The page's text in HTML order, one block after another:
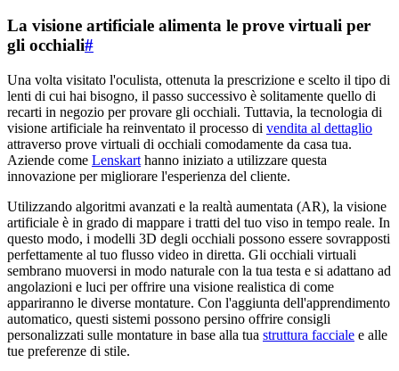
La visione artificiale alimenta le prove virtuali per
gli occhiali#
Una volta visitato l'oculista, ottenuta la prescrizione e scelto il tipo di
lenti di cui hai bisogno, il passo successivo è solitamente quello di
recarti in negozio per provare gli occhiali. Tuttavia, la tecnologia di
visione artificiale ha reinventato il processo di vendita al dettaglio
attraverso prove virtuali di occhiali comodamente da casa tua.
Aziende come Lenskart hanno iniziato a utilizzare questa
innovazione per migliorare l'esperienza del cliente.
Utilizzando algoritmi avanzati e la realtà aumentata (AR), la visione
artificiale è in grado di mappare i tratti del tuo viso in tempo reale. In
questo modo, i modelli 3D degli occhiali possono essere sovrapposti
perfettamente al tuo flusso video in diretta. Gli occhiali virtuali
sembrano muoversi in modo naturale con la tua testa e si adattano ad
angolazioni e luci per offrire una visione realistica di come
appariranno le diverse montature. Con l'aggiunta dell'apprendimento
automatico, questi sistemi possono persino offrire consigli
personalizzati sulle montature in base alla tua struttura facciale e alle
tue preferenze di stile.